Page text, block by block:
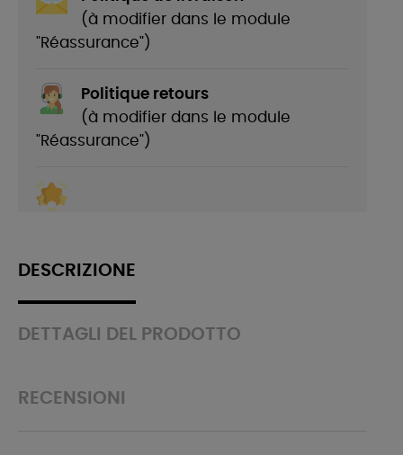
(à modifier dans le module
"Réassurance")
Politique retours
(à modifier dans le module
"Réassurance")
DESCRIZIONE
DETTAGLI DEL PRODOTTO
RECENSIONI